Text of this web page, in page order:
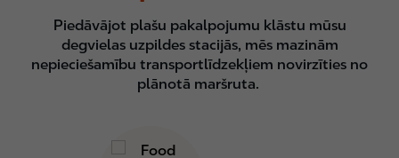
Piedāvājot plašu pakalpojumu klāstu mūsu
degvielas uzpildes stacijās, mēs mazinām
nepieciešamību transportlīdzekļiem novirzīties no
plānotā maršruta.